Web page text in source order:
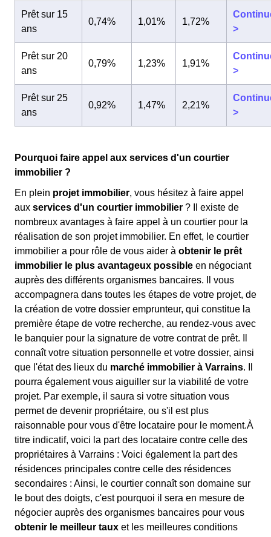
Prêt sur 15
ans
0,74% 1,01% 1,72%
>
Prêt sur 20
ans
0,79% 1,23% 1,91%
>
Prêt sur 25
ans
0,92% 1,47% 2,21%
>
Pourquoi faire appel aux services d'un courtier
immobilier ?
En plein projet immobilier, vous hésitez à faire appel
aux services d'un courtier immobilier ? Il existe de
nombreux avantages à faire appel à un courtier pour la
réalisation de son projet immobilier. En effet, le courtier
immobilier a pour rôle de vous aider à obtenir le prêt
immobilier le plus avantageux possible en négociant
auprès des différents organismes bancaires. Il vous
accompagnera dans toutes les étapes de votre projet, de
la création de votre dossier emprunteur, qui constitue la
première étape de votre recherche, au rendez-vous avec
le banquier pour la signature de votre contrat de prêt. Il
connaît votre situation personnelle et votre dossier, ainsi
que l'état des lieux du marché immobilier à Varrains. Il
pourra également vous aiguiller sur la viabilité de votre
projet. Par exemple, il saura si votre situation vous
permet de devenir propriétaire, ou s'il est plus
raisonnable pour vous d'être locataire pour le moment.À
titre indicatif, voici la part des locataire contre celle des
propriétaires à Varrains : Voici également la part des
résidences principales contre celle des résidences
secondaires : Ainsi, le courtier connaît son domaine sur
le bout des doigts, c'est pourquoi il sera en mesure de
négocier auprès des organismes bancaires pour vous
obtenir le meilleur taux et les meilleures conditions